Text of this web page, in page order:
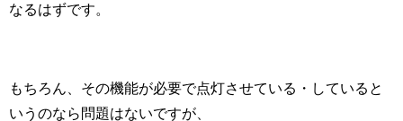
なるはずです。
もちろん、その機能が必要で点灯させている・していると
いうのなら問題はないですが、